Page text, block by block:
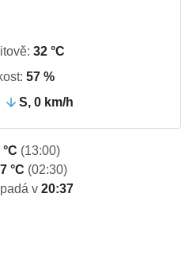
32 °C
57 %
S, 0 km/h
(13:00)
°C (02:30)
v 20:37